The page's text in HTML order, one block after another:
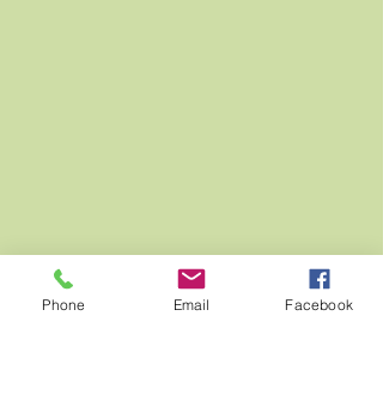
Phone Email Facebook